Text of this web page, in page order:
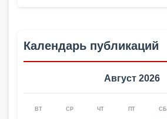
Календарь публикаций
Август 2026
ВТ СР ЧТ ПТ СБ